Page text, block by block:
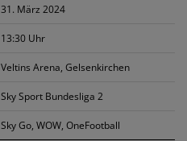
31. März 2024
13:30 Uhr
Veltins Arena, Gelsenkirchen
Sky Sport Bundesliga 2
Sky Go, WOW, OneFootball